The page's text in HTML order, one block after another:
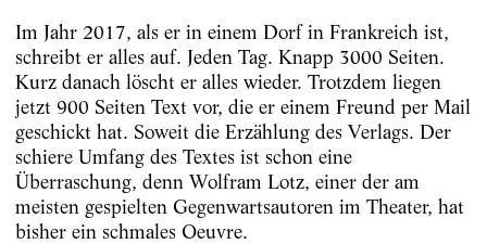
Im Jahr 2017, als er in einem Dorf in Frankreich ist,
schreibt er alles auf. Jeden Tag. Knapp 3000 Seiten.
Kurz danach löscht er alles wieder. Trotzdem liegen
jetzt 900 Seiten Text vor, die er einem Freund per Mail
geschickt hat. Soweit die Erzählung des Verlags. Der
schiere Umfang des Textes ist schon eine
Überraschung, denn Wolfram Lotz, einer der am
meisten gespielten Gegenwartsautoren im Theater, hat
bisher ein schmales Oeuvre.